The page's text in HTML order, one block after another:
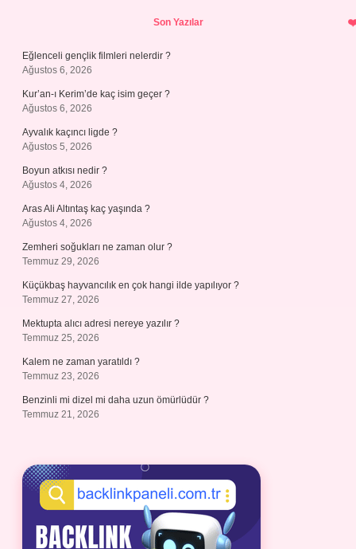
Son Yazılar
Eğlenceli gençlik filmleri nelerdir ?
Ağustos 6, 2026
Kur’an-ı Kerim’de kaç isim geçer ?
Ağustos 6, 2026
Ayvalık kaçıncı ligde ?
Ağustos 5, 2026
Boyun atkısı nedir ?
Ağustos 4, 2026
Aras Ali Altıntaş kaç yaşında ?
Ağustos 4, 2026
Zemheri soğukları ne zaman olur ?
Temmuz 29, 2026
Küçükbaş hayvancılık en çok hangi ilde yapılıyor ?
Temmuz 27, 2026
Mektupta alıcı adresi nereye yazılır ?
Temmuz 25, 2026
Kalem ne zaman yaratıldı ?
Temmuz 23, 2026
Benzinli mi dizel mi daha uzun ömürlüdür ?
Temmuz 21, 2026